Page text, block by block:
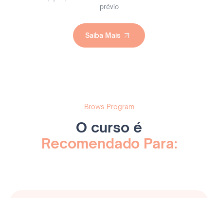
prévio
Saiba Mais
Brows Program
O curso é
Recomendado Para: